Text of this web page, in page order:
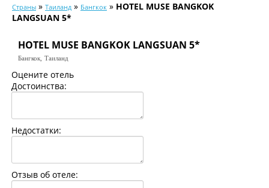
Календарь туров
Страны
Как купить
Контакты
Страны » Таиланд » Бангкок » HOTEL MUSE BANGKOK
LANGSUAN 5*
HOTEL MUSE BANGKOK LANGSUAN 5*
Бангкок, Таиланд
Оцените отель
Достоинства:
Недостатки:
Отзыв об отеле: